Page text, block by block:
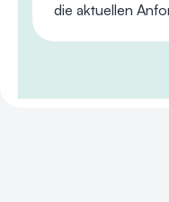
die aktuellen